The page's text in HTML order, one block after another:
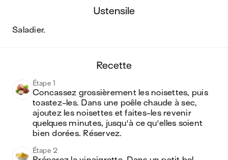
ustensile
saladier.
recette
Étape 1
Concassez grossièrement les noisettes, puis
toastez-les. Dans une poêle chaude à sec,
ajoutez les noisettes et faites-les revenir
quelques minutes, jusqu'à ce qu'elles soient
bien dorées. Réservez.
Étape 2